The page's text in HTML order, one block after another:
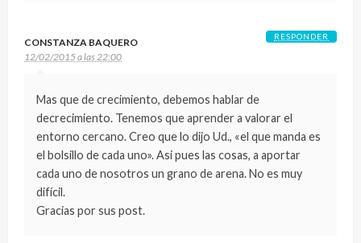
CONSTANZA BAQUERO
12/02/2015 a las 22:00
Mas que de crecimiento, debemos hablar de
decrecimiento. Tenemos que aprender a valorar el
entorno cercano. Creo que lo dijo Ud., «el que manda es
el bolsillo de cada uno». Asi pues las cosas, a aportar
cada uno de nosotros un grano de arena. No es muy
difícil.
Gracias por sus post.
RESPONDER